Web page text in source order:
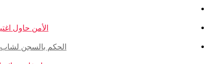
الأمن حاول
الحكم بالسجن لشاب ذو